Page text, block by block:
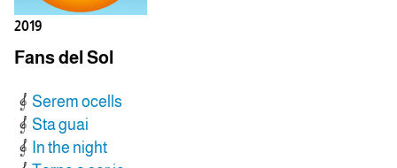
2019
Fans del Sol
Serem ocells
Sta guai
In the night